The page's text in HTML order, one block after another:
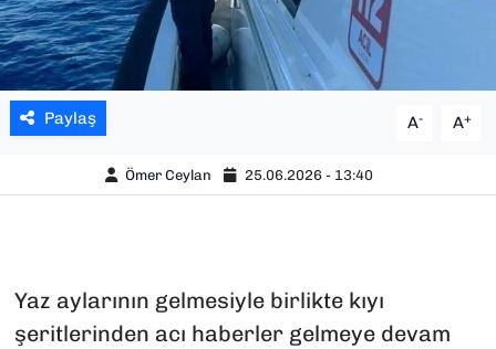
Paylaş A- A+
Ömer Ceylan 25.06.2026 - 13:40
Yaz aylarının gelmesiyle birlikte kıyı
şeritlerinden acı haberler gelmeye devam
YAŞAM
YEREL YÖNETİMLER